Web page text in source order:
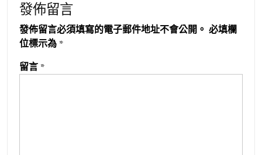
發佈留言
發佈留言必須填寫的電子郵件地址不會公開。 必填欄
位標示為 *
留言 *